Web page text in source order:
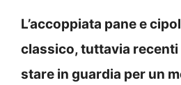
L’accoppiata pane e
classico, tuttavia
stare in guardia per un